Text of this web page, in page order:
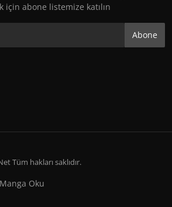
için abone listemize katılın
Abone
Tüm hakları saklıdır.
Manga Oku